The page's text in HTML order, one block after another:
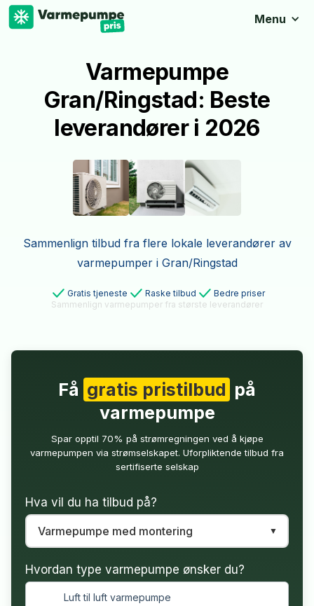
Menu
Varmepumpe
Gran/Ringstad: Beste
leverandører i 2026
Sammenlign tilbud fra flere lokale leverandører av
varmepumper i Gran/Ringstad
Gratis tjeneste Raske tilbud
Bedre priser
Sammenlign varmepumper fra største leverandører
Få gratis pristilbud på
varmepumpe
Spar opptil 70% på strømregningen ved å kjøpe
varmepumpen via strømselskapet. Uforpliktende tilbud fra
sertifiserte selskap
Hva vil du ha tilbud på?
Hvordan type varmepumpe ønsker du?
Luft til luft varmepumpe